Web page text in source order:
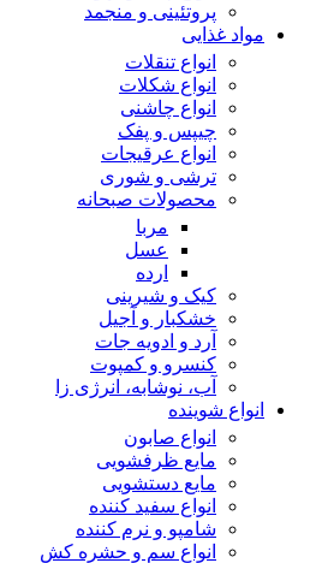
پروتئینی و منجمد
مواد غذایی
انواع تنقلات
انواع شکلات
انواع چاشنی
چیپس و پفک
انواع عرقیجات
ترشی و شوری
محصولات صبحانه
مربا
عسل
ارده
کیک و شیرینی
خشکبار و آجیل
آرد و ادویه جات
کنسرو و کمپوت
آب، نوشابه، انرژی زا
انواع شوینده
انواع صابون
مایع ظرفشویی
مایع دستشویی
انواع سفید کننده
شامپو و نرم کننده
انواع سم و حشره کش